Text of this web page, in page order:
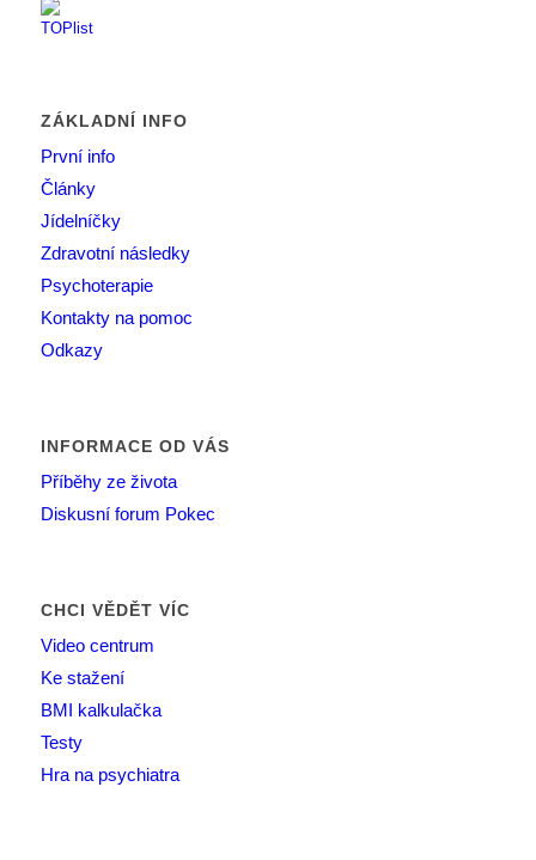
ZÁKLADNÍ INFO
První info
Články
Jídelníčky
Zdravotní následky
Psychoterapie
Kontakty na pomoc
Odkazy
INFORMACE OD VÁS
Příběhy ze života
Diskusní forum Pokec
CHCI VĚDĚT VÍC
Video centrum
Ke stažení
BMI kalkulačka
Testy
Hra na psychiatra